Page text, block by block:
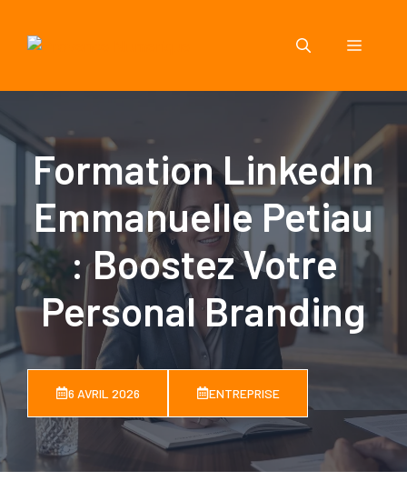
contenu
Menu
Formation LinkedIn
Emmanuelle Petiau
: Boostez Votre
Personal Branding
6 AVRIL 2026 ENTREPRISE